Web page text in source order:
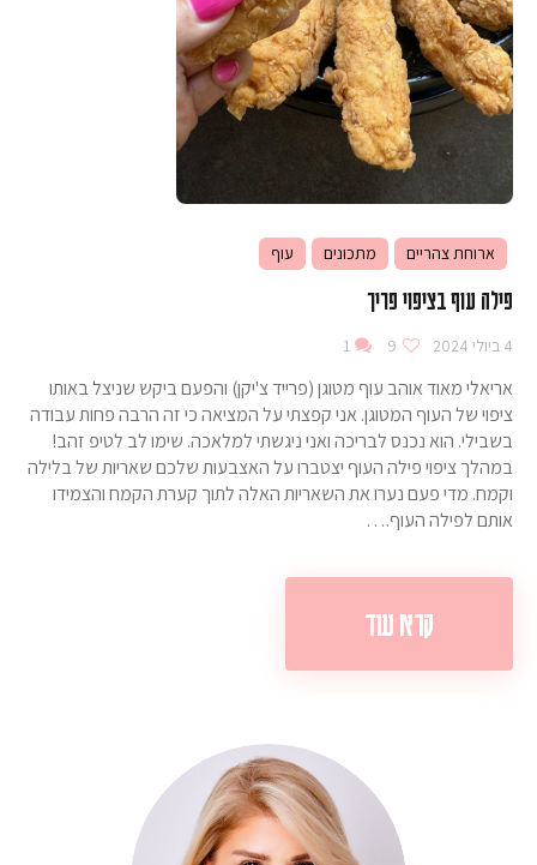
ארוחת צהריים מתכונים עוף
פילה עוף בציפוי פריך
4 ביולי 2024 9
1
אריאלי מאוד אוהב עוף מטוגן (פרייד צ'יקן) והפעם ביקש שניצל באותו
ציפוי של העוף המטוגן. אני קפצתי על המציאה כי זה הרבה פחות עבודה
בשבילי. הוא נכנס לבריכה ואני ניגשתי למלאכה. שימו לב לטיפ זהב!
במהלך ציפוי פילה העוף יצטברו על האצבעות שלכם שאריות של בלילה
וקמח. מדי פעם נערו את השאריות האלה לתוך קערת הקמח והצמידו
אותם לפילה העוף.…
קרא עוד